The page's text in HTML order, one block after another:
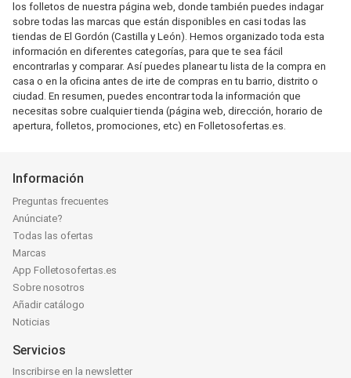
los folletos de nuestra página web, donde también puedes indagar
sobre todas las marcas que están disponibles en casi todas las
tiendas de El Gordón (Castilla y León). Hemos organizado toda esta
información en diferentes categorías, para que te sea fácil
encontrarlas y comparar. Así puedes planear tu lista de la compra en
casa o en la oficina antes de irte de compras en tu barrio, distrito o
ciudad. En resumen, puedes encontrar toda la información que
necesitas sobre cualquier tienda (página web, dirección, horario de
apertura, folletos, promociones, etc) en Folletosofertas.es.
Información
Preguntas frecuentes
Anúnciate?
Todas las ofertas
Marcas
App Folletosofertas.es
Sobre nosotros
Añadir catálogo
Noticias
Servicios
Inscribirse en la newsletter